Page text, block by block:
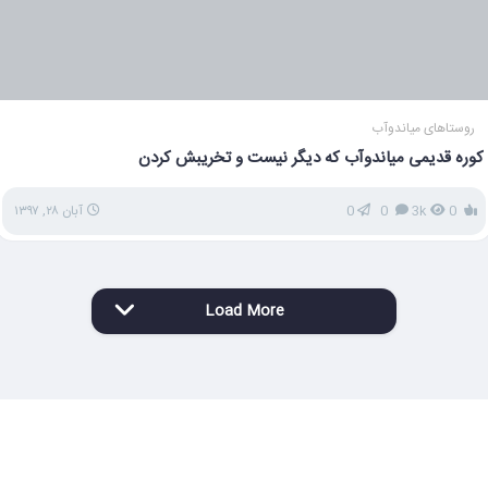
روستاهای میاندوآب
کوره قدیمی میاندوآب که دیگر نیست و تخریبش کردن
3k
0 آبان ۲۸, ۱۳۹۷
Load More